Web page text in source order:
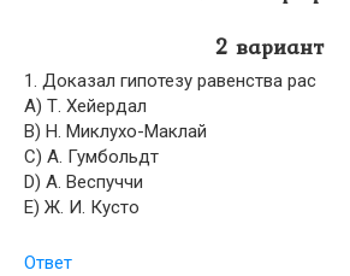
2 вариант
1. Доказал гипотезу равенства рас
A) Т. Хейердал
B) Н. Миклухо-Маклай
C) А. Гумбольдт
D) А. Веспуччи
E) Ж. И. Кусто
Ответ